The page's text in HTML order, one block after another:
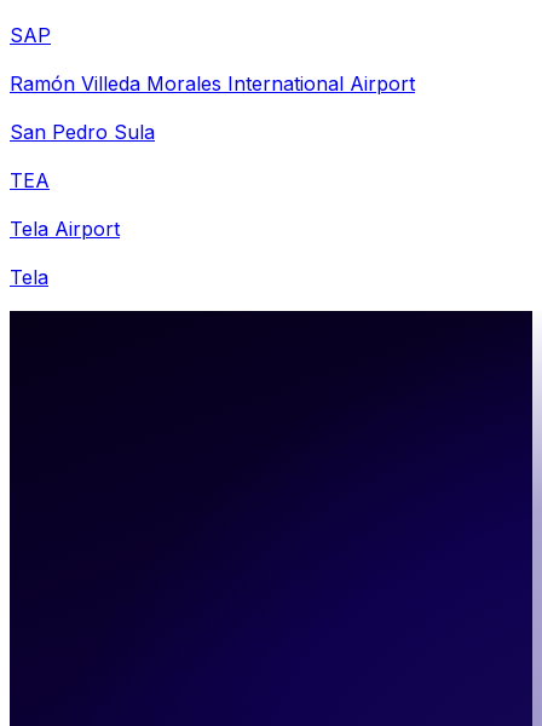
SAP
Ramón Villeda Morales International Airport
San Pedro Sula
TEA
Tela Airport
Tela